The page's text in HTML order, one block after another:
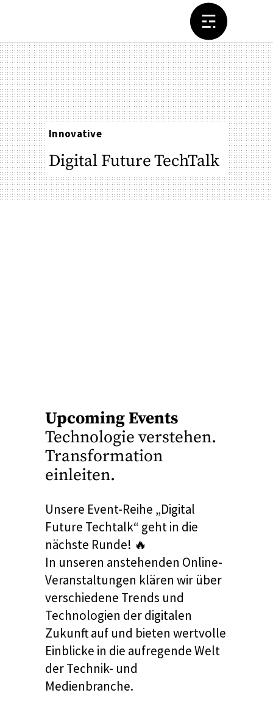
Innovative
Digital Future TechTalk
Upcoming Events
Technologie verstehen.
Transformation
einleiten.
Unsere Event-Reihe „Digital
Future Techtalk“ geht in die
nächste Runde! 🔥
In unseren anstehenden Online-
Veranstaltungen klären wir über
verschiedene Trends und
Technologien der digitalen
Zukunft auf und bieten wertvolle
Einblicke in die aufregende Welt
der Technik- und
Medienbranche.